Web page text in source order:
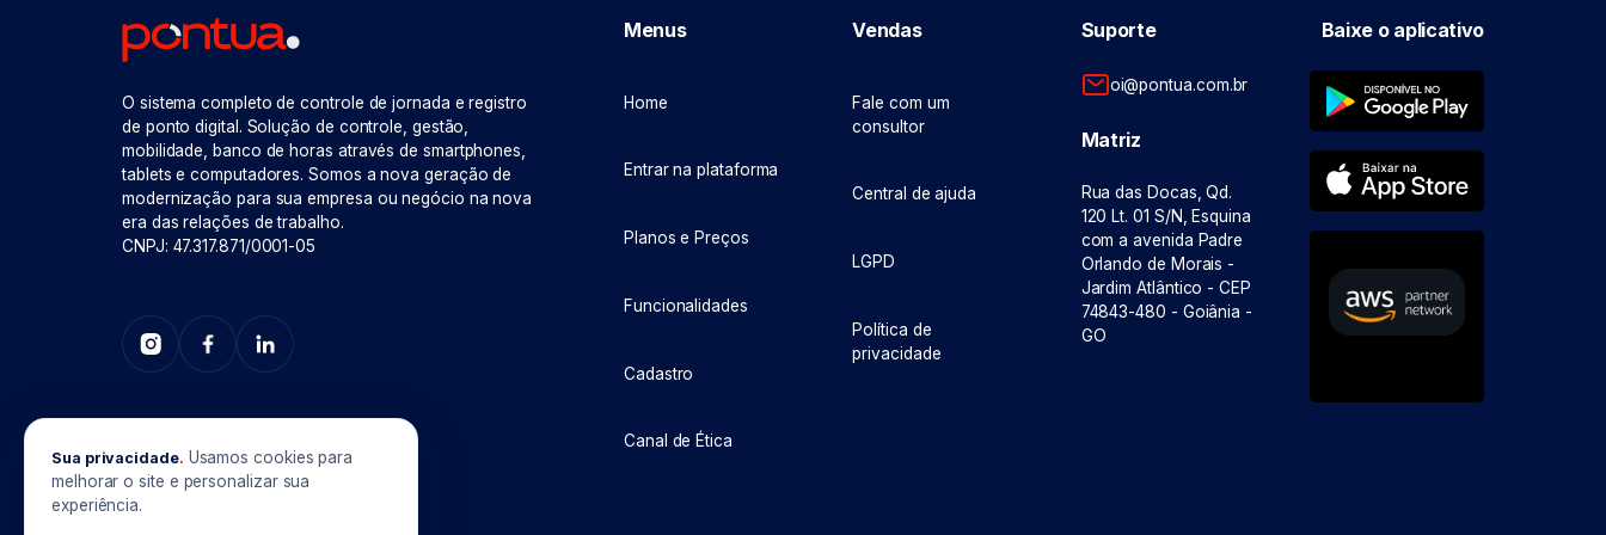
Menus
Home
Entrar na plataforma
Planos e Preços
Funcionalidades
Cadastro
Canal de Ética
Vendas
Fale com um
consultor
Central de ajuda
LGPD
Política de
privacidade
Suporte
oi@pontua.com.br
Matriz
Rua das Docas, Qd.
120 Lt. 01 S/N, Esquina
com a avenida Padre
Orlando de Morais -
Jardim Atlântico - CEP
74843-480 - Goiânia -
GO
Baixe o aplicativo
O sistema completo de controle de jornada e registro
de ponto digital. Solução de controle, gestão,
mobilidade, banco de horas através de smartphones,
tablets e computadores. Somos a nova geração de
modernização para sua empresa ou negócio na nova
era das relações de trabalho.
CNPJ: 47.317.871/0001-05
Sua privacidade. Usamos cookies para
melhorar o site e personalizar sua
experiência.